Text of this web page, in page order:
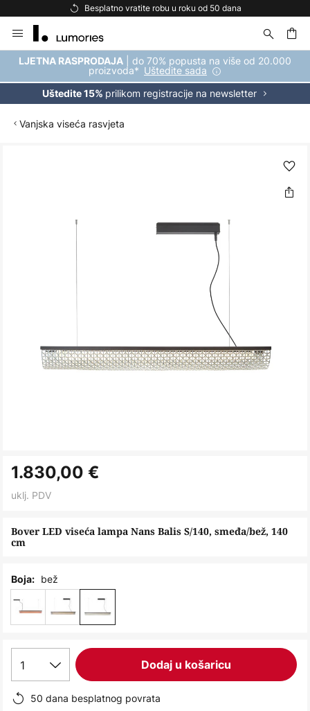
Besplatno vratite robu u roku od 50 dana
to
Content
LJETNA RASPRODAJA | do 70% popusta na više od 20.000
proizvoda* Uštedite sada
Uštedite 15% prilikom registracije na newsletter
Vanjska viseća rasvjeta
to
the
of
the
gallery
Bover LED viseća lampa Nans Balis S/140, smeđa/bež, 140
cm
1.830,00 €
uklj. PDV
Boja: bež
1 Dodaj u košaricu
50 dana besplatnog povrata